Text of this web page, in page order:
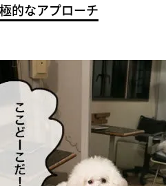
的なアプローチ